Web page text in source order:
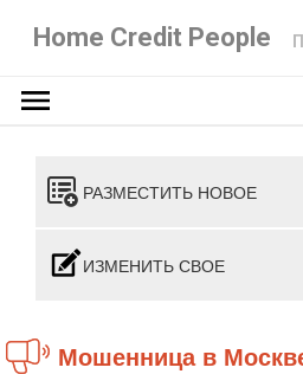
Home Credit People
РАЗМЕСТИТЬ НОВОЕ
ИЗМЕНИТЬ СВОЕ
Мошенница в